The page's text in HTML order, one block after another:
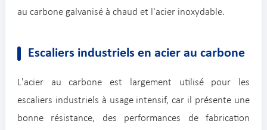
au carbone galvanisé à chaud et l'acier inoxydable.
Escaliers industriels en acier au carbone
L'acier au carbone est largement utilisé pour les
escaliers industriels à usage intensif, car il présente une
bonne résistance, des performances de fabrication